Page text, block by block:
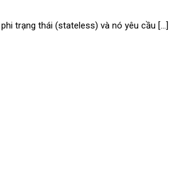
trạng thái (stateless) và nó yêu cầu […]